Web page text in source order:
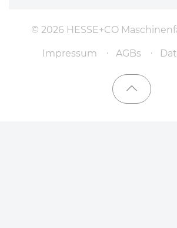
© 2026 HESSE+CO
Impressum AGBs
Nach